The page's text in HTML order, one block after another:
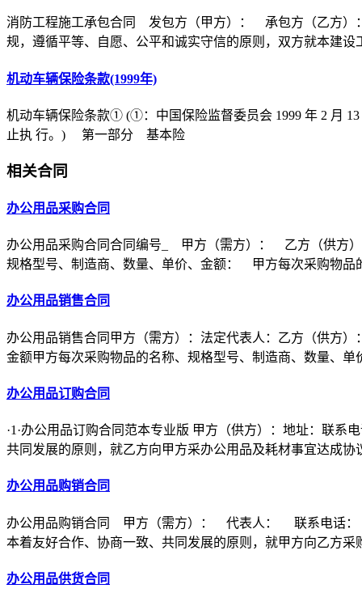
消防工程施工承包合同 发包方（甲方）： 承包方（乙方）
规，遵循平等、自愿、公平和诚实守信的原则，双方就本建设
机动车辆保险条款(1999年)
机动车辆保险条款① (①：中国保险监督委员会 1999 年 2 月
止执 行。) 第一部分 基本险
相关合同
办公用品采购合同
办公用品采购合同合同编号_ 甲方（需方）： 乙方（供方
规格型号、制造商、数量、单价、金额： 甲方每次采购物品
办公用品销售合同
办公用品销售合同甲方（需方）：法定代表人：乙方（供方
金额甲方每次采购物品的名称、规格型号、制造商、数量、单
办公用品订购合同
·1·办公用品订购合同范本专业版 甲方（供方）：地址：联
共同发展的原则，就乙方向甲方采办公用品及耗材事宜达成协
办公用品购销合同
办公用品购销合同 甲方（需方）： 代表人： 联系电话：
本着友好合作、协商一致、共同发展的原则，就甲方向乙方采
办公用品供货合同